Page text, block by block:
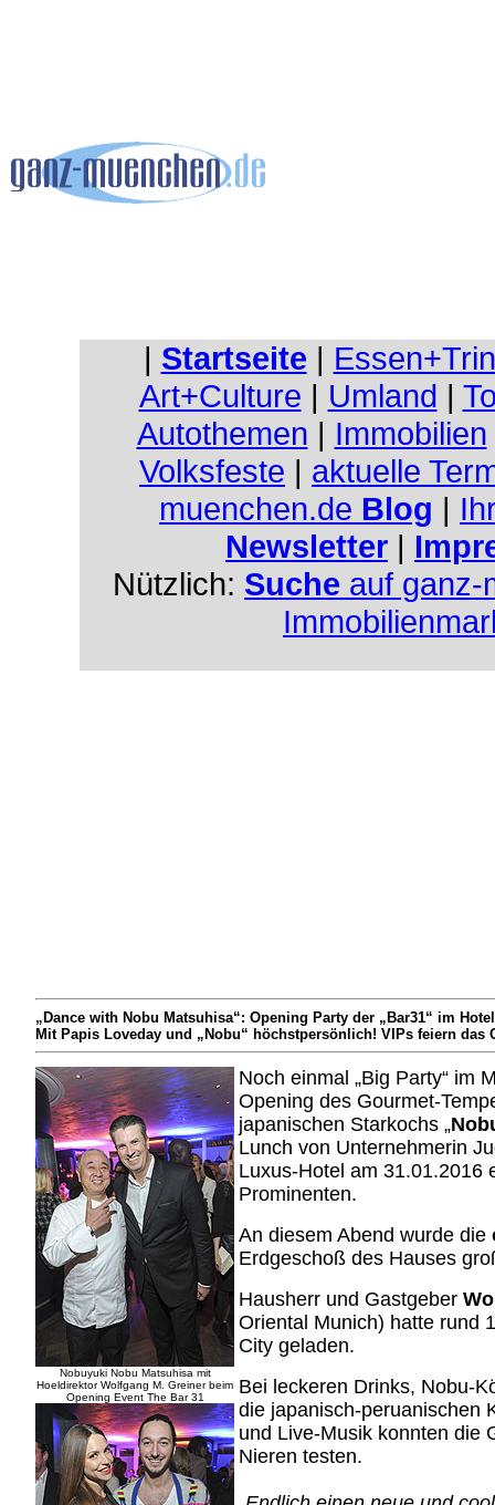
| Startseite |
Art+Culture | Umland |
Autothemen | Immobilien
Volksfeste | aktuelle
muenchen.de Blog |
Newsletter |
Nützlich: Suche auf ganz-
„Dance with Nobu Matsuhisa“: Opening Party der „Bar31“ im
Mit Papis Loveday und „Nobu“ höchstpersönlich! VIPs feiern
Nobuyuki Nobu Matsuhisa mit
Hoeldirektor Wolfgang M. Greiner beim
Opening Event The Bar 31
Noch einmal „Big Party“ im
Opening des Gourmet-
japanischen Starkochs „
Lunch von Unternehmerin
Luxus-Hotel am 31.01.2016
Prominenten.
An diesem Abend wurde die
Erdgeschoß des Hauses
Hausherr und Gastgeber
Oriental Munich) hatte rund
City geladen.
Bei leckeren Drinks, Nobu-
die japanisch-peruanischen
und Live-Musik konnten die
Nieren testen.